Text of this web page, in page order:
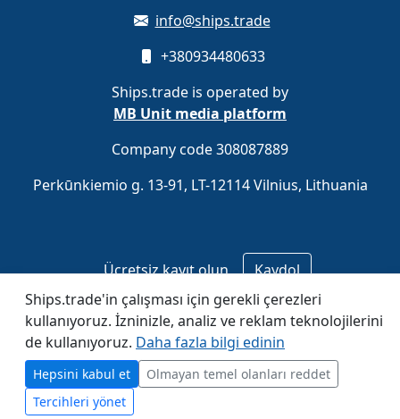
info@ships.trade
+380934480633
Ships.trade is operated by
MB Unit media platform
Company code 308087889
Perkūnkiemio g. 13-91, LT-12114 Vilnius, Lithuania
Ücretsiz kayıt olun Kaydol
© 2020–2026 Ships.trade. Operated byMB Unit media
platform.
Ships.trade'in çalışması için gerekli çerezleri
kullanıyoruz. İzninizle, analiz ve reklam teknolojilerini
de kullanıyoruz. Daha fazla bilgi edinin
Hepsini kabul et
Olmayan temel olanları reddet
Tercihleri yönet